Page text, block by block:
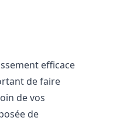
efficace
de faire
de vos
de